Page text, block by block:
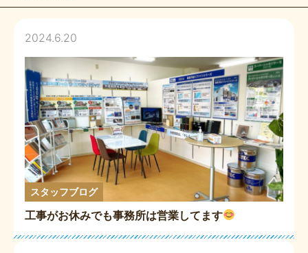
2024.6.20
スタッフブログ
工事がお休みでも事務所は営業してます